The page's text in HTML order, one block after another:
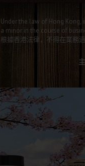
Under the law of Hong
a minor in the course of
根據香港法律，不得在業務